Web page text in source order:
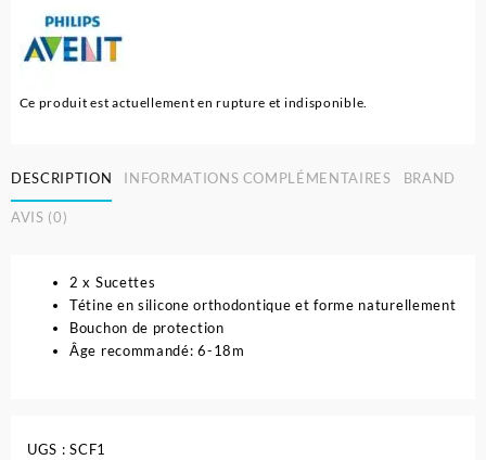
Ce produit est actuellement en rupture et indisponible.
DESCRIPTION INFORMATIONS COMPLÉMENTAIRES BRAND
AVIS (0)
2 x Sucettes
Tétine en silicone orthodontique et forme naturellement
Bouchon de protection
Âge recommandé: 6-18m
UGS :SCF1